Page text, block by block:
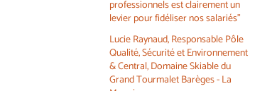
professionnels est clairement un
levier pour fidéliser nos salariés"
Lucie Raynaud, Responsable Pôle
Qualité, Sécurité et Environnement
& Central, Domaine Skiable du
Grand Tourmalet Barèges - La